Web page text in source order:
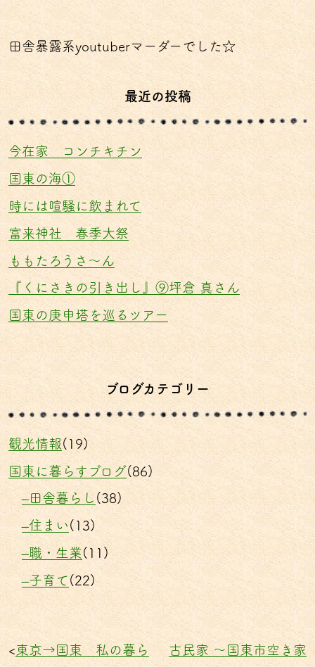
田舎暴露系youtuberマーダーでした☆
最近の投稿
今在家 コンチキチン
国東の海①
時には喧騒に飲まれて
富来神社 春季大祭
ももたろうさ〜ん
『くにさきの引き出し』⑨坪倉 真さん
国東の庚申塔を巡るツアー
ブログカテゴリー
観光情報 (19)
国東に暮らすブログ(86)
–田舎暮らし (38)
–住まい (13)
–職・生業(11)
–子育て (22)
<東京→国東 私の暮ら
古民家 〜国東市空き家